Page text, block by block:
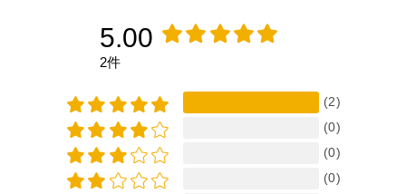
5.00
2件
(2)
(0)
(0)
(0)